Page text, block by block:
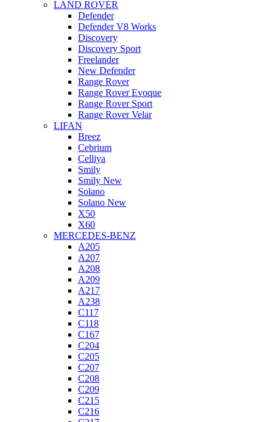
LAND ROVER
Defender
Defender V8 Works
Discovery
Discovery Sport
Freelander
New Defender
Range Rover
Range Rover Evoque
Range Rover Sport
Range Rover Velar
LIFAN
Breez
Cebrium
Celliya
Smily
Smily New
Solano
Solano New
X50
X60
MERCEDES-BENZ
A205
A207
A208
A209
A217
A238
C117
C118
C167
C204
C205
C207
C208
C209
C215
C216